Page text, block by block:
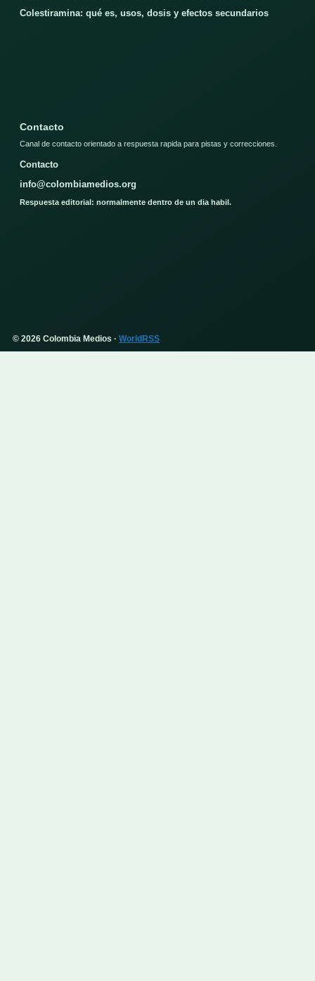
Colestiramina: qué es, usos, dosis y efectos secundarios
Contacto
Canal de contacto orientado a respuesta rapida para pistas y correcciones.
Contacto
info@colombiamedios.org
Respuesta editorial: normalmente dentro de un dia habil.
© 2026 Colombia Medios · WorldRSS